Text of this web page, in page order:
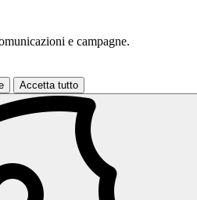
e campagne.
Accetta tutto